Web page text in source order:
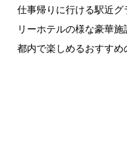
仕事帰りに行ける駅近
リーホテルの様な豪華施
都内で楽しめるおすすめ